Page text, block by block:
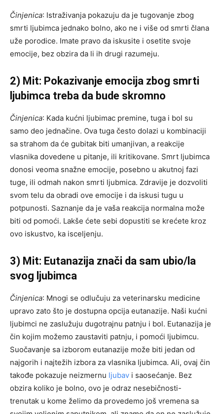
Činjenica: Istraživanja pokazuju da je tugovanje zbog
smrti ljubimca jednako bolno, ako ne i više od smrti člana
uže porodice. Imate pravo da iskusite i osetite svoje
emocije, bez obzira da li ih drugi razumeju.
2) Mit: Pokazivanje emocija zbog smrti
ljubimca treba da bude skromno
Činjenica: Kada kućni ljubimac premine, tuga i bol su
samo deo jednačine. Ova tuga često dolazi u kombinaciji
sa strahom da će gubitak biti umanjivan, a reakcije
vlasnika dovedene u pitanje, ili kritikovane. Smrt ljubimca
donosi veoma snažne emocije, posebno u akutnoj fazi
tuge, ili odmah nakon smrti ljubmica. Zdravije je dozvoliti
svom telu da obradi ove emocije i da iskusi tugu u
potpunosti. Saznanje da je vaša reakcija normalna može
biti od pomoći. Lakše ćete sebi dopustiti se krećete kroz
ovo iskustvo, ka isceljenju.
3) Mit: Eutanazija znači da sam ubio/la
svog ljubimca
Činjenica: Mnogi se odlučuju za veterinarsku medicine
upravo zato što je dostupna opcija eutanazije. Naši kućni
ljubimci ne zaslužuju dugotrajnu patnju i bol. Eutanazija je
čin kojim možemo zaustaviti patnju, i pomoći ljubimcu.
Suočavanje sa izborom eutanazije može biti jedan od
najgorih i najtežih izbora za vlasnika ljubimca. Ali, ovaj čin
takođe pokazuje neizmernu ljubav i saosećanje. Bez
obzira koliko je bolno, ovo je odraz nesebičnosti-
trenutak u kome želimo da provedemo još vremena sa